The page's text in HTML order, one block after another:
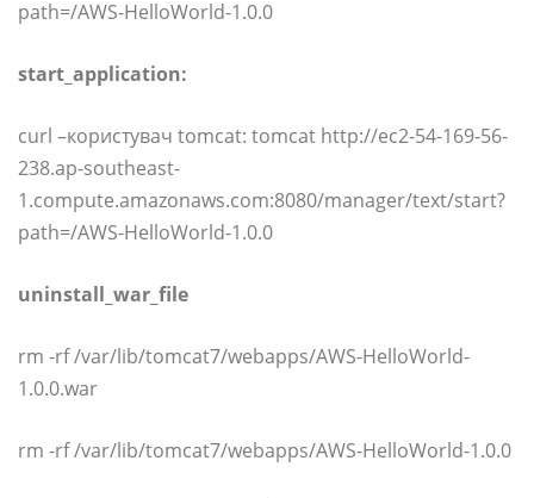
path=/AWS-HelloWorld-1.0.0
start_application:
curl –користувач tomcat: tomcat http://ec2-54-169-56-
238.ap-southeast-
1.compute.amazonaws.com:8080/manager/text/start?
path=/AWS-HelloWorld-1.0.0
uninstall_war_file
rm -rf /var/lib/tomcat7/webapps/AWS-HelloWorld-
1.0.0.war
rm -rf /var/lib/tomcat7/webapps/AWS-HelloWorld-1.0.0